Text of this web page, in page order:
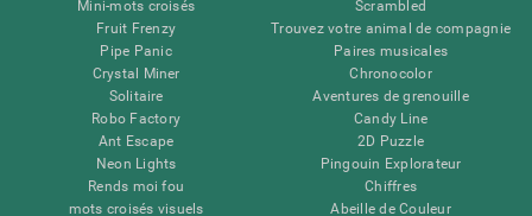
Mini-mots croisés
Fruit Frenzy
Pipe Panic
Crystal Miner
Solitaire
Robo Factory
Ant Escape
Neon Lights
Rends moi fou
mots croisés visuels
Scrambled
Trouvez votre animal de compagnie
Paires musicales
Chronocolor
Aventures de grenouille
Candy Line
2D Puzzle
Pingouin Explorateur
Chiffres
Abeille de Couleur